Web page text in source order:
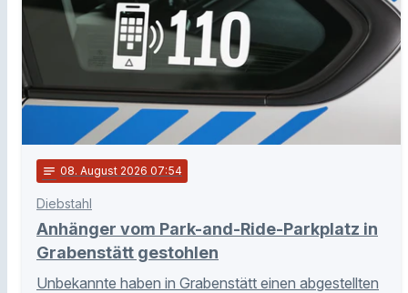
notes 08. August 2026 07:54
Diebstahl
Anhänger vom Park-and-Ride-Parkplatz in
Grabenstätt gestohlen
Unbekannte haben in Grabenstätt einen abgestellten